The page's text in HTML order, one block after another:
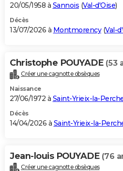
GUIDES D'ACHAT
BONS PLANS
Carte de Noël
Carte Bonne année
Carte Saint-Valentin
Carte Pâques
Carte d'anniversaire
DICTIONNAIRE
Dictionnaire
Biographies
Citations
Expressions
Proverbes
PROGRAMME TV
S'inscrire
Se connecter
Lycées
Collèges
Primaires
Universités
Entreprises
Service militaire
Avis de recherche
AVIS DE DÉCÈS
Bricolage
Lifestyle
Culture
Sport
Auto
Television
Voyage
Cinema
20/05/1958 à Sannois (Val-d'Oise)
Décès
13/07/2026 à Montmorency(Val-
Christophe POUYADE (53
Créer une cagnotte obsèques
Naissance
27/06/1972 à Saint-Yrieix-la-
Décès
14/04/2026 à Saint-Yrieix-la-
Jean-louis POUYADE (76
Créer une cagnotte obsèques